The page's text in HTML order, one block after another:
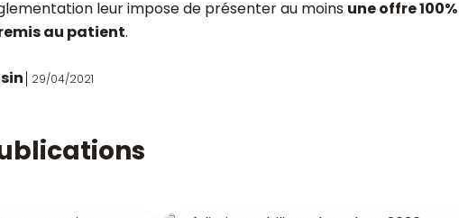
leur impose de présenter au moins une offre 100%
au patient.
29/04/2021